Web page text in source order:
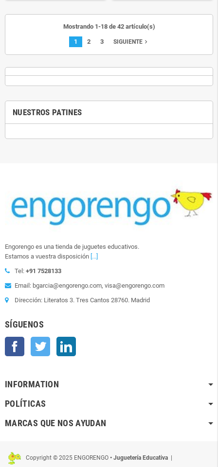
NUESTROS PATINES
Mostrando 1-18 de 42 artículo(s)
1 2 3 SIGUIENTEnavigate_next
Engorengo es una tienda de juguetes educativos.
Estamos a vuestra disposición [...]
Tel: +91 7528133
Email: bgarcia@engorengo.com, visa@engorengo.com
Dirección: Literatos 3. Tres Cantos 28760. Madrid
SÍGUENOS
Facebook Twitter
INFORMATION
POLÍTICAS
MARCAS QUE NOS AYUDAN
Copyright © 2025 ENGORENGO • Juguetería Educativa